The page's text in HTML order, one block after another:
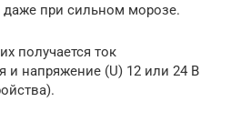
даже при сильном морозе.
получается ток
и напряжение (U) 12 или 24 В